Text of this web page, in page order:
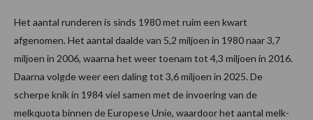
Het aantal runderen is sinds 1980 met ruim een kwart
afgenomen. Het aantal daalde van 5,2 miljoen in 1980 naar 3,7
miljoen in 2006, waarna het weer toenam tot 4,3 miljoen in 2016.
Daarna volgde weer een daling tot 3,6 miljoen in 2025. De
scherpe knik in 1984 viel samen met de invoering van de
melkquota binnen de Europese Unie, waardoor het aantal melk-